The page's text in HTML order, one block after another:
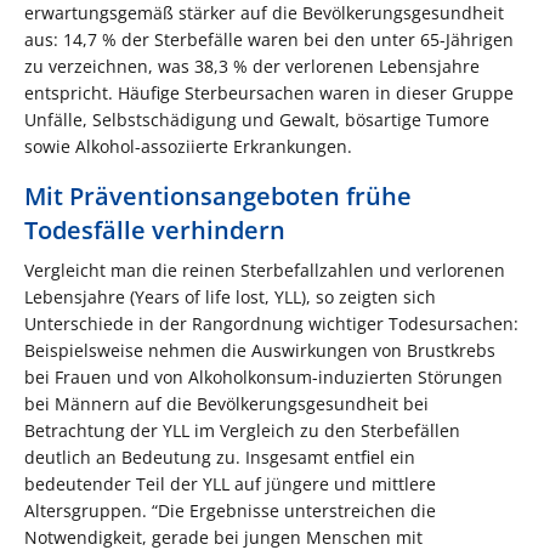
erwartungsgemäß stärker auf die Bevölkerungsgesundheit
aus: 14,7 % der Sterbefälle waren bei den unter 65-Jährigen
zu verzeichnen, was 38,3 % der verlorenen Lebensjahre
entspricht. Häufige Sterbeursachen waren in dieser Gruppe
Unfälle, Selbstschädigung und Gewalt, bösartige Tumore
sowie Alkohol-assoziierte Erkrankungen.
Mit Präventionsangeboten frühe
Todesfälle verhindern
Vergleicht man die reinen Sterbefallzahlen und verlorenen
Lebensjahre (Years of life lost, YLL), so zeigten sich
Unterschiede in der Rangordnung wichtiger Todesursachen:
Beispielsweise nehmen die Auswirkungen von Brustkrebs
bei Frauen und von Alkoholkonsum-induzierten Störungen
bei Männern auf die Bevölkerungsgesundheit bei
Betrachtung der YLL im Vergleich zu den Sterbefällen
deutlich an Bedeutung zu. Insgesamt entfiel ein
bedeutender Teil der YLL auf jüngere und mittlere
Altersgruppen. “Die Ergebnisse unterstreichen die
Notwendigkeit, gerade bei jungen Menschen mit